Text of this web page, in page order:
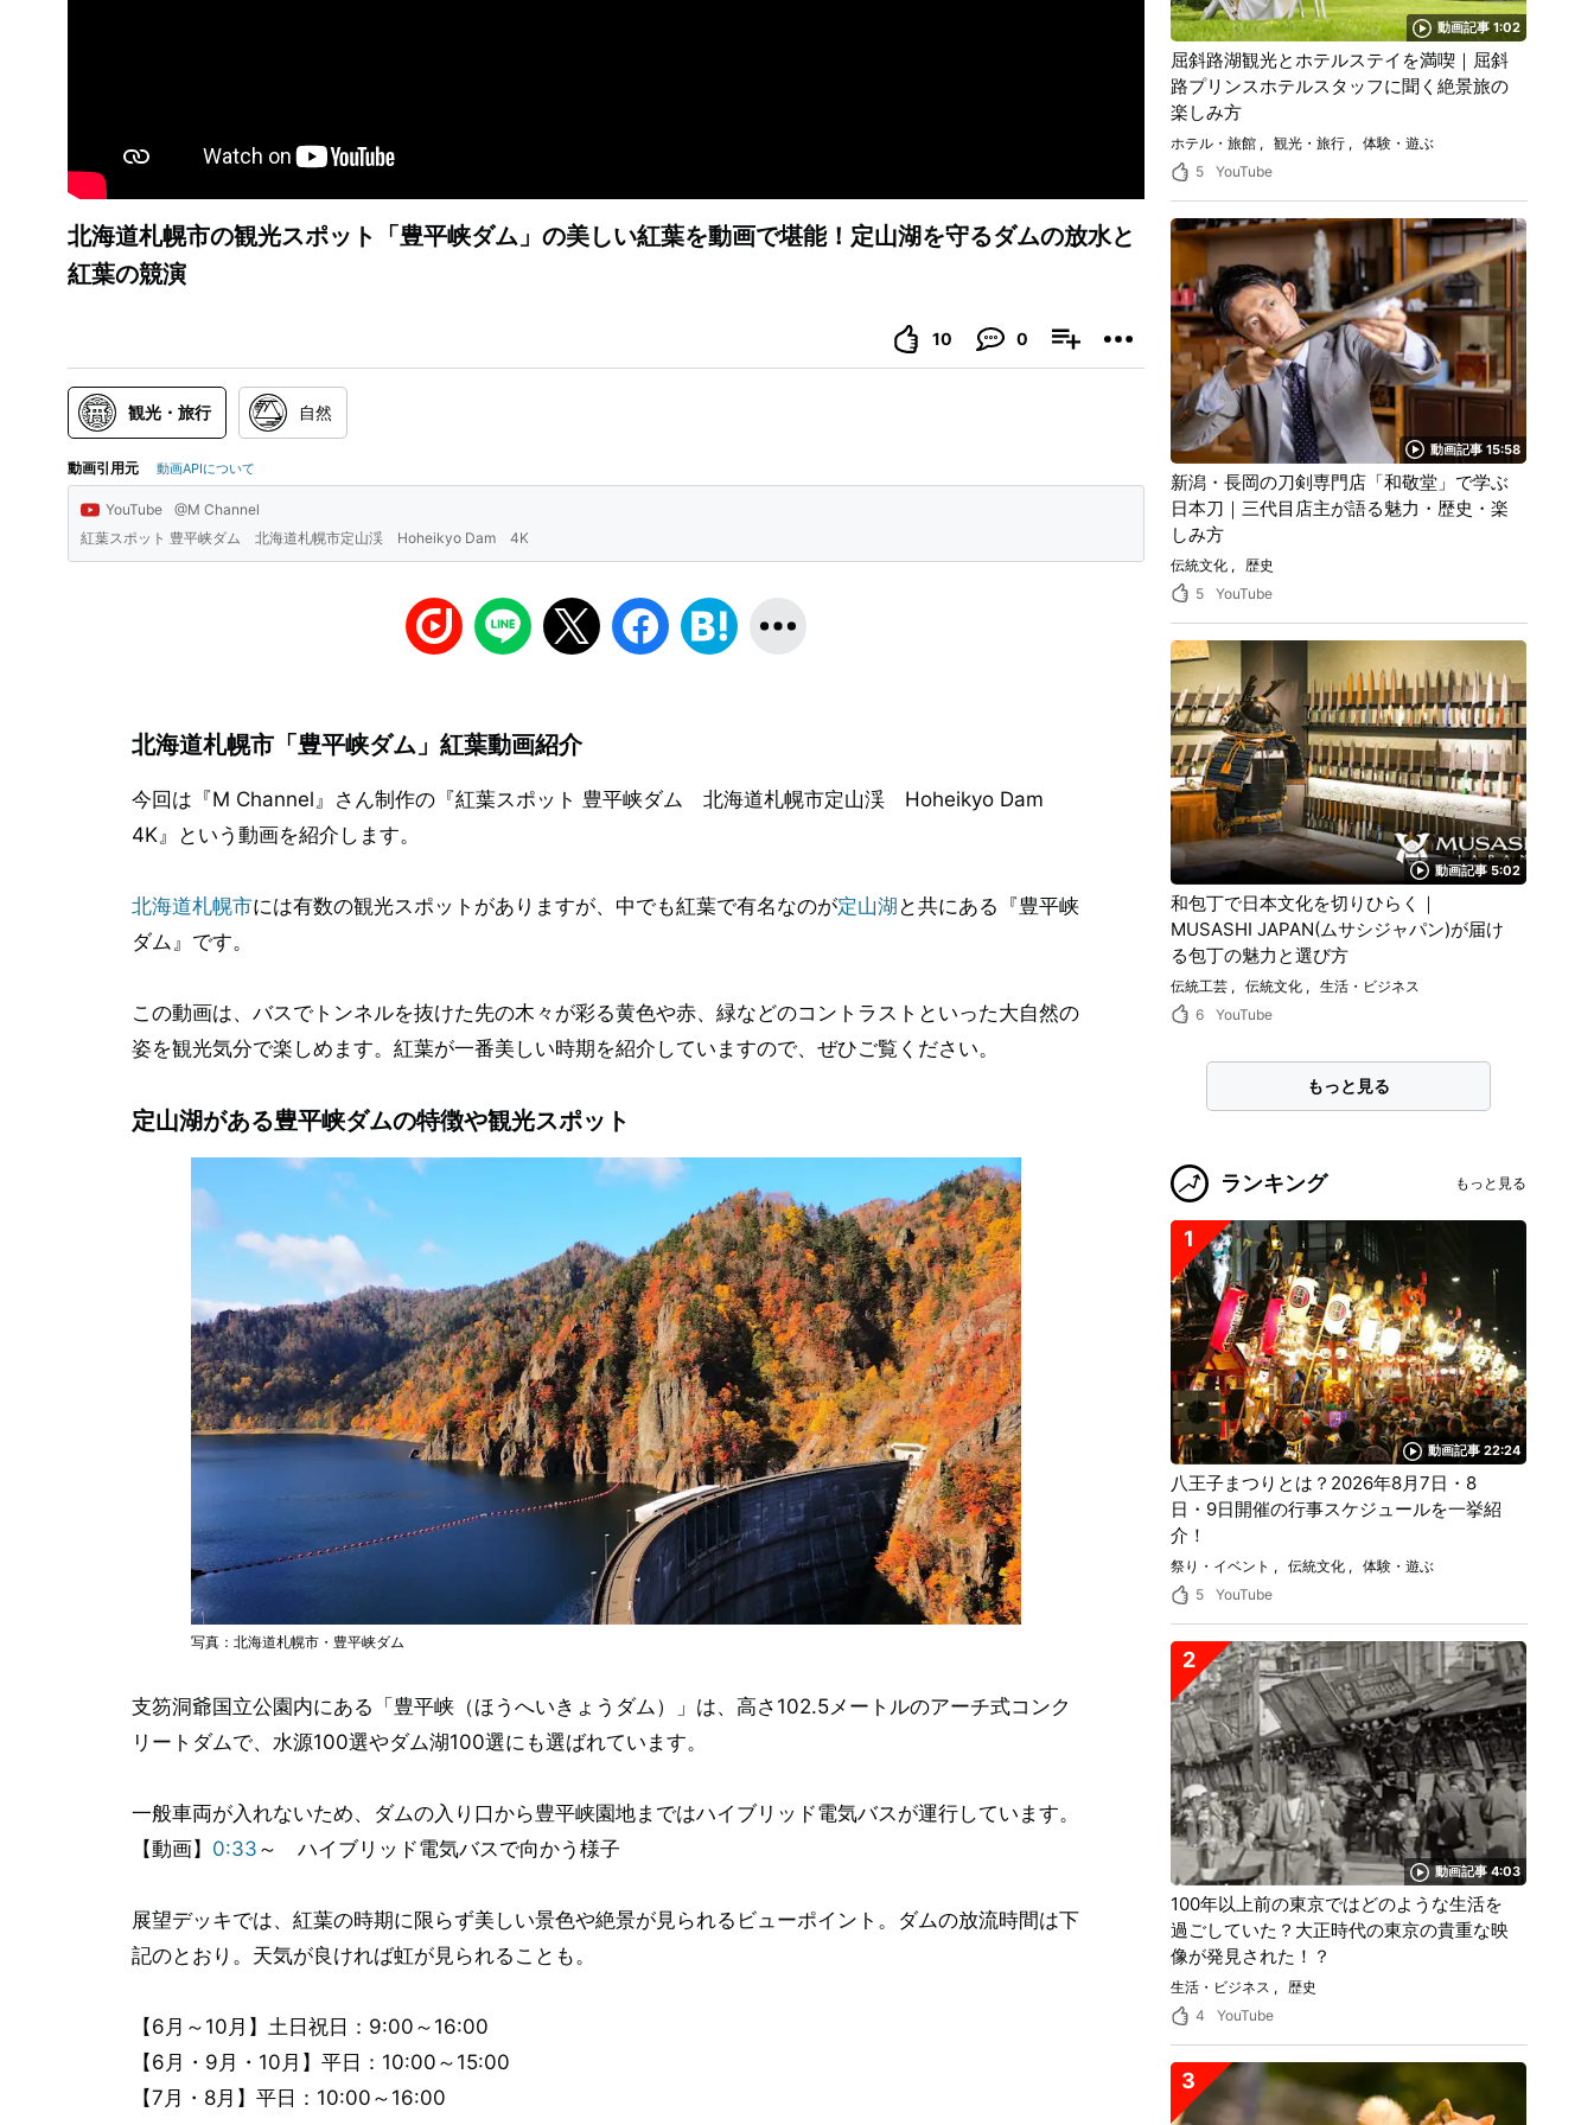
北海道札幌市の観光スポット「豊平峡ダム」の美しい紅葉を動画で堪能！定山湖を守るダムの放水と
紅葉の競演
10 0
観光・旅行 自然
動画引用元 動画APIについて
YouTube
@M Channel
紅葉スポット 豊平峡ダム 北海道札幌市定山渓 Hoheikyo Dam 4K
北海道札幌市「豊平峡ダム」紅葉動画紹介
今回は『M Channel』さん制作の『紅葉スポット 豊平峡ダム 北海道札幌市定山渓 Hoheikyo Dam
4K』という動画を紹介します。
北海道札幌市には有数の観光スポットがありますが、中でも紅葉で有名なのが定山湖 と共にある『豊平峡
ダム』です。
この動画は、バスでトンネルを抜けた先の木々が彩る黄色や赤、緑などのコントラストといった大自然の
姿を観光気分で楽しめます。紅葉が一番美しい時期を紹介していますので、ぜひご覧ください。
定山湖がある豊平峡ダムの特徴や観光スポット
写真：北海道札幌市・豊平峡ダム
支笏洞爺国立公園内にある「豊平峡（ほうへいきょうダム）」は、高さ102.5メートルのアーチ式コンク
リートダムで、水源100選やダム湖100選にも選ばれています。
一般車両が入れないため、ダムの入り口から豊平峡園地まではハイブリッド電気バスが運行しています。
【動画】 0:33 ～ ハイブリッド電気バスで向かう様子
展望デッキでは、紅葉の時期に限らず美しい景色や絶景が見られるビューポイント。ダムの放流時間は下
記のとおり。天気が良ければ虹が見られることも。
【6月～10月】土日祝日：9:00～16:00
【6月・9月・10月】平日：10:00～15:00
【7月・8月】平日：10:00～16:00
動画記事 1:02
屈斜路湖観光とホテルステイを満喫｜屈斜
路プリンスホテルスタッフに聞く絶景旅の
楽しみ方
ホテル・旅館 観光・旅行
体験・遊ぶ
5
YouTube
動画記事 15:58
新潟・長岡の刀剣専門店「和敬堂」で学ぶ
日本刀｜三代目店主が語る魅力・歴史・楽
しみ方
伝統文化
歴史
5
YouTube
動画記事 5:02
和包丁で日本文化を切りひらく｜
MUSASHI JAPAN(ムサシジャパン)が届け
る包丁の魅力と選び方
伝統工芸 伝統文化
生活・ビジネス
6
YouTube
もっと見る
ランキング もっと見る
動画記事 22:24
1
八王子まつりとは？2026年8月7日・8
日・9日開催の行事スケジュールを一挙紹
介！
祭り・イベント 伝統文化
体験・遊ぶ
5
YouTube
動画記事 4:03
2
100年以上前の東京ではどのような生活を
過ごしていた？大正時代の東京の貴重な映
像が発見された！？
生活・ビジネス
歴史
4
YouTube
3